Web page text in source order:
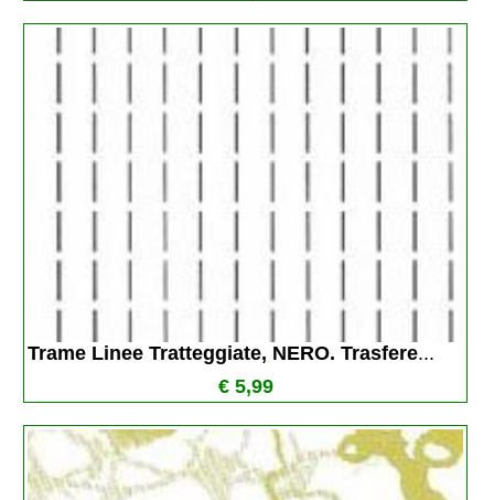
Trame Linee Tratteggiate, NERO. Trasfere...
€ 5,99